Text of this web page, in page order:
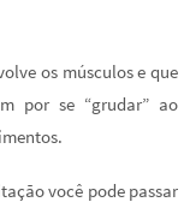
os músculos e que
por se “grudar” ao
você pode passar